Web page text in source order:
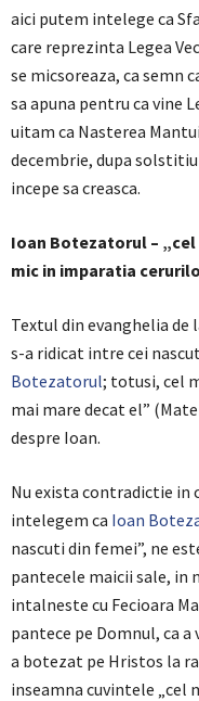
aici putem intelege ca
care reprezinta Legea
se micsoreaza, ca semn
sa apuna pentru ca vine
uitam ca Nasterea
decembrie, dupa
incepe sa creasca.
Ioan Botezatorul –
mic in imparatia
Textul din evanghelia de
s-a ridicat intre cei
Botezatorul; totusi, cel
mai mare decat el”
despre Ioan.
Nu exista contradictie in
intelegem ca Ioan
nascuti din femei”, ne
pantecele maicii sale, in
intalneste cu Fecioara
pantece pe Domnul, ca
a botezat pe Hristos la
inseamna cuvintele „cel